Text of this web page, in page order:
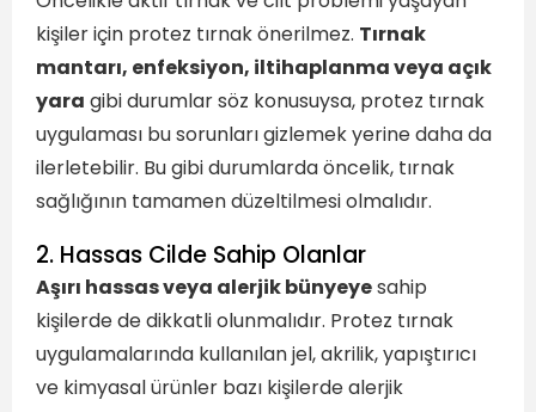
kişiler için protez tırnak önerilmez. Tırnak
mantarı, enfeksiyon, iltihaplanma veya açık
yara gibi durumlar söz konusuysa, protez tırnak
uygulaması bu sorunları gizlemek yerine daha da
ilerletebilir. Bu gibi durumlarda öncelik, tırnak
sağlığının tamamen düzeltilmesi olmalıdır.
2. Hassas Cilde Sahip Olanlar
Aşırı hassas veya alerjik bünyeyesahip
kişilerde de dikkatli olunmalıdır. Protez tırnak
uygulamalarında kullanılan jel, akrilik, yapıştırıcı
ve kimyasal ürünler bazı kişilerde alerjik